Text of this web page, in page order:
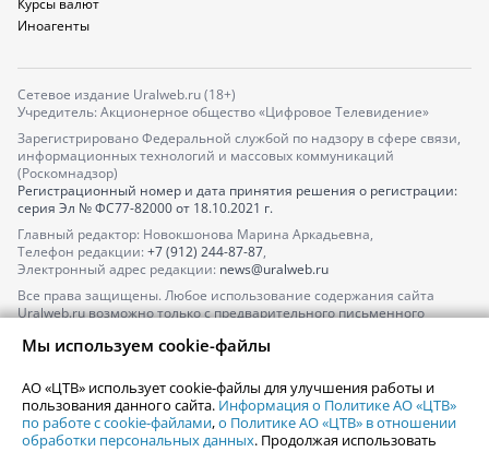
Курсы валют
Иноагенты
Сетевое издание Uralweb.ru (18+)
Учредитель: Акционерное общество «Цифровое Телевидение»
Зарегистрировано Федеральной службой по надзору в сфере связи,
информационных технологий и массовых коммуникаций
(Роскомнадзор)
Регистрационный номер и дата принятия решения о регистрации:
серия Эл № ФС77-82000от 18.10.2021 г.
Главный редактор: Новокшонова Марина Аркадьевна,
Телефон редакции: +7 (912) 244-87-87,
Электронный адрес редакции: news@uralweb.ru
Все права защищены. Любое использование содержания сайта
Uralweb.ru возможно только с предварительного письменного
По вопросам размещения рекламы обращайтесь по тел.
По вопросам размещения информации в разделе «Афиша»
afisha@uralweb.ru
Пользовательское соглашение на использование сайта
Мы используем cookie-файлы
АО «ЦТВ» использует cookie-файлы для улучшения работы и
пользования данного сайта. Информация о Политике АО «ЦТВ»
по работе с cookie-файлами,о Политике АО «ЦТВ» в отношении
обработки персональных данных. Продолжая использовать